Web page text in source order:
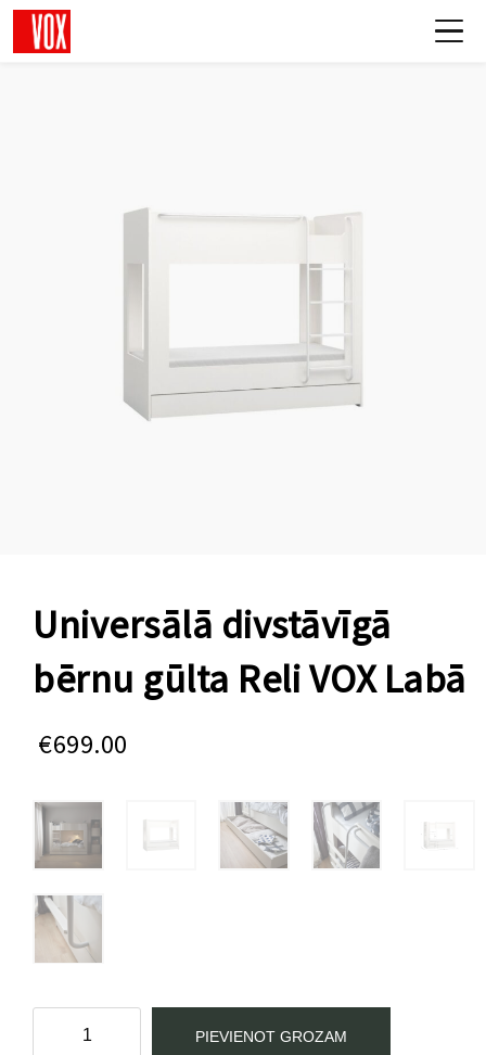
Universālā divstāvīgā
bērnu gūlta Reli VOX Labā
€699.00
divstāvīgā
PIEVIENOT GROZAM